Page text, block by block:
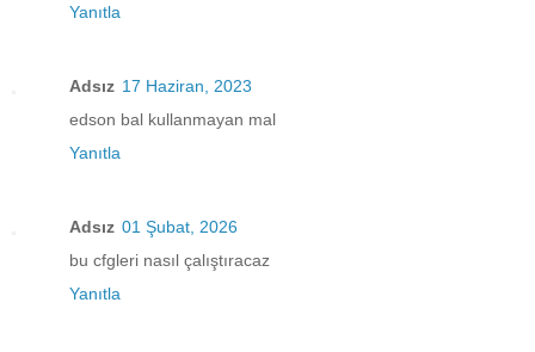
Yanıtla
Adsız 17 Haziran, 2023
edson bal kullanmayan mal
Yanıtla
Adsız 01 Şubat, 2026
bu cfgleri nasıl çalıştıracaz
Yanıtla